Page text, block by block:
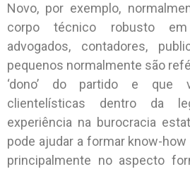
Novo, por exemplo,
corpo técnico robusto em
advogados, contadores,
pequenos normalmente são
‘dono’ do partido e que
clientelísticas dentro da
experiência na burocracia
pode ajudar a formar know-
principalmente no aspecto